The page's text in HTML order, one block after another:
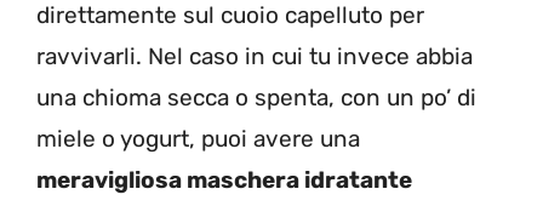
direttamente sul cuoio capelluto per
ravvivarli. Nel caso in cui tu invece abbia
una chioma secca o spenta, con un po’ di
miele o yogurt, puoi avere una
meravigliosa maschera idratante